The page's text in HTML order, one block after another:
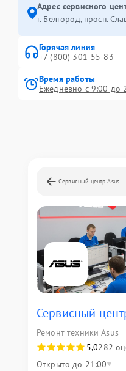
Адрес сервисного
г. Белгород, просп.
Горячая линия
+7 (800) 301-55-83
Время работы
Ежедневно с 9:00 до
Сервисный центр Asus
Сервисный
Ремонт техники Asus
5,0282
Открыто до 21:00